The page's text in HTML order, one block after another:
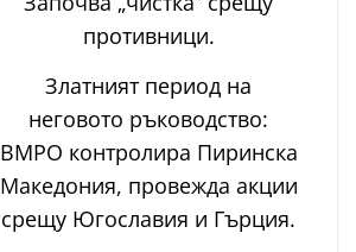
противници.
Златният период на
неговото ръководство:
ВМРО контролира Пиринска
Македония, провежда акции
срещу Югославия и Гърция.